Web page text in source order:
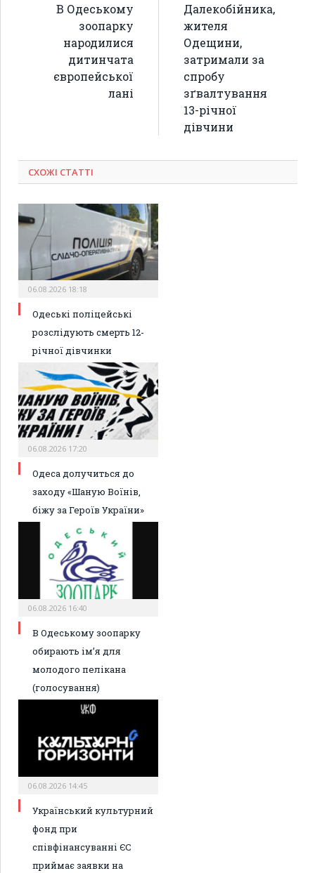
В Одеському
зоопарку
народилися
дитинчата
європейської
лані
Далекобійника,
жителя
Одещини,
затримали за
спробу
зґвалтування
13-річної
дівчини
СХОЖІ СТАТТІ
06.08.2026 18:18
Одеські поліцейські
розслідують смерть 12-
річної дівчинки
06.08.2026 17:20
Одеса долучиться до
заходу «Шаную Воїнів,
біжу за Героїв України»
06.08.2026 16:40
В Одеському зоопарку
обирають ім’я для
молодого пелікана
(голосування)
06.08.2026 14:45
Український культурний
фонд при
співфінансуванні ЄС
приймає заявки на